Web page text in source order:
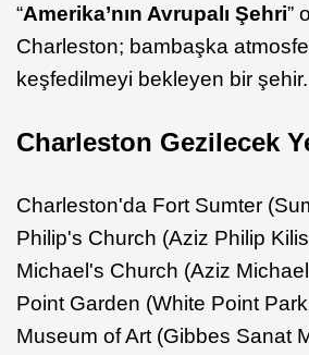
“Amerika’nın Avrupalı Şehri”
Charleston; bambaşka
keşfedilmeyi bekleyen bir şehir.
Charleston Gezilecek
Charleston'da Fort Sumter
Philip's Church (Aziz Philip
Michael's Church (Aziz
Point Garden (White Point
Museum of Art (Gibbes Sanat